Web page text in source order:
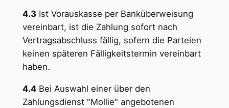
4.3Ist Vorauskasse per Banküberweisung
vereinbart, ist die Zahlung sofort nach
Vertragsabschluss fällig, sofern die Parteien
keinen späteren Fälligkeitstermin vereinbart
haben.
4.4Bei Auswahl einer über den
Zahlungsdienst "Mollie" angebotenen